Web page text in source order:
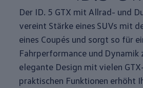
Der ID. 5 GTX mit Allrad- und
vereint Stärke eines SUVs mit
eines Coupés und sorgt so für
Fahrperformance und Dynamik
elegante Design mit vielen
praktischen Funktionen erhöht